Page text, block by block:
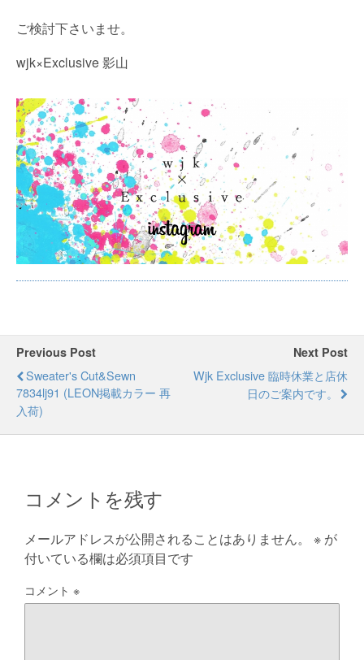
ご検討下さいませ。
wjk×Exclusive 影山
Previous Post
Sweater's Cut&sewn
7834lj91 (LEON掲載カラー 再
入荷)
Next Post
Wjk Exclusive 臨時休業と店休
日のご案内です。
コメントを残す
メールアドレスが公開されることはありません。 ※ が
付いている欄は必須項目です
コメント ※